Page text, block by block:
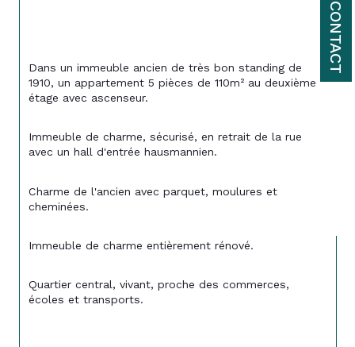
CONTACT
Dans un immeuble ancien de très bon standing de
1910, un appartement 5 pièces de 110m² au deuxième
étage avec ascenseur.
Immeuble de charme, sécurisé, en retrait de la rue
avec un hall d'entrée hausmannien.
Charme de l'ancien avec parquet, moulures et
cheminées.
Immeuble de charme entièrement rénové.
Quartier central, vivant, proche des commerces,
écoles et transports.